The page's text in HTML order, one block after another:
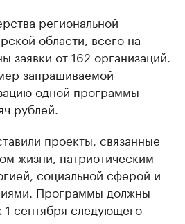
региональной
области, всего на
заявки от 162 организаций.
запрашиваемой
одной программы
рублей.
проекты, связанные
жизни, патриотическим
социальной сферой и
Программы должны
1 сентября следующего